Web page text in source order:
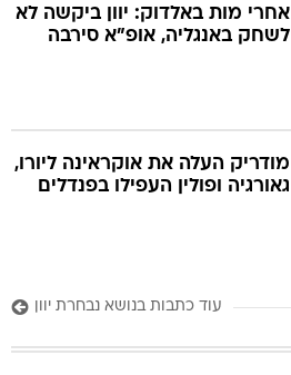
אחרי מות באלדוק: יוון ביקשה לא
לשחק באנגליה, אופ"א סירבה
מודריק העלה את אוקראינה ליורו,
גאורגיה ופולין העפילו בפנדלים
עוד כתבות בנושא נבחרת יוון